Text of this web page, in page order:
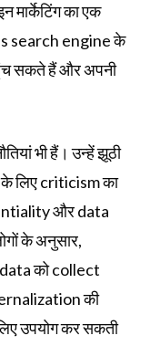
मार्केटिंग का एक
search engine के
सकते हैं और अपनी
भी हैं। उन्हें झूठी
लिए criticism का
और data
के अनुसार,
को collect
की
उपयोग कर सकती